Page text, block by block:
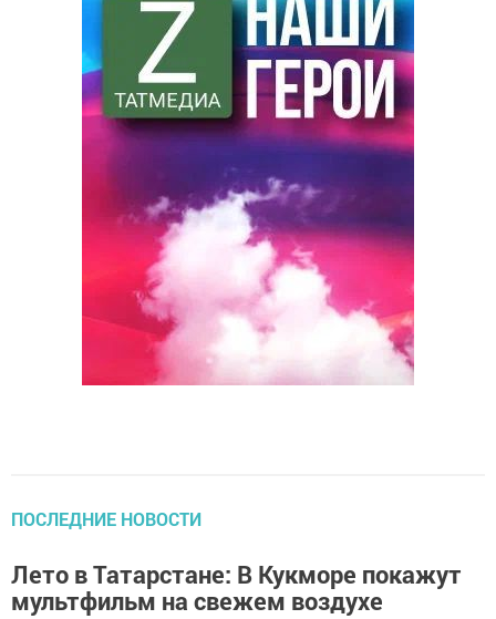
ПОСЛЕДНИЕ НОВОСТИ
Лето в Татарстане: В Кукморе покажут
мультфильм на свежем воздухе